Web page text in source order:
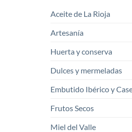
Aceite de La Rioja
Artesanía
Huerta y conserva
Dulces y mermeladas
Embutido Ibérico y
Frutos Secos
Miel del Valle